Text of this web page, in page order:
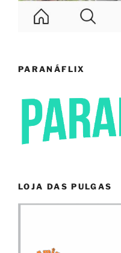
PARANÁFLIX
LOJA DAS PULGAS